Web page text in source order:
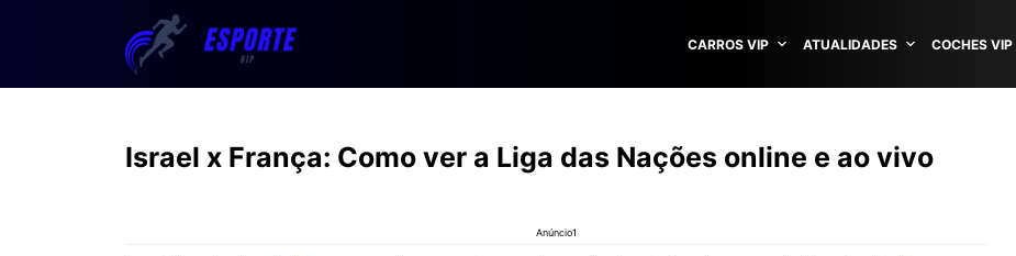
CARROS VIP ATUALIDADES COCHES VIP
Israel x França: Como ver a Liga das Nações online e ao vivo
Anúncio1